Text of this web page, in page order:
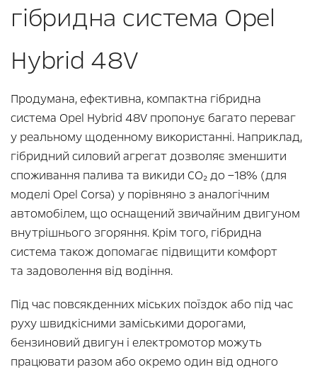
гібридна система Opel
Hybrid 48V
Продумана, ефективна, компактна гібридна
система Opel Hybrid 48V пропонує багато переваг
у реальному щоденному використанні. Наприклад,
гібридний силовий агрегат дозволяє зменшити
споживання палива та викиди CO₂ до −18% (для
моделі Opel Corsa) у порівняно з аналогічним
автомобілем, що оснащений звичайним двигуном
внутрішнього згоряння. Крім того, гібридна
система також допомагає підвищити комфорт
та задоволення від водіння.
Під час повсякденних міських поїздок або під час
руху швидкісними заміськими дорогами,
бензиновий двигун і електромотор можуть
працювати разом або окремо один від одного